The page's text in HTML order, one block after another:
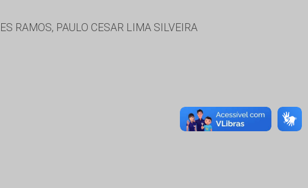
RAMOS, PAULO CESAR LIMA SILVEIRA